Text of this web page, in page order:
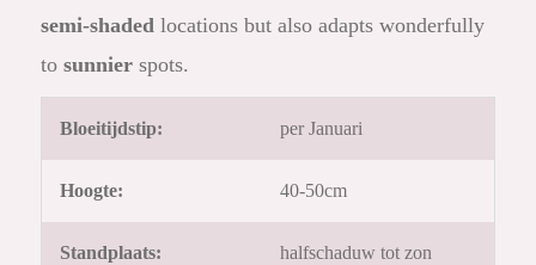
semi-shaded locations but also adapts wonderfully
tosunnier spots.
Bloeitijdstip: per Januari
Hoogte: 40-50cm
Standplaats: halfschaduw tot zon